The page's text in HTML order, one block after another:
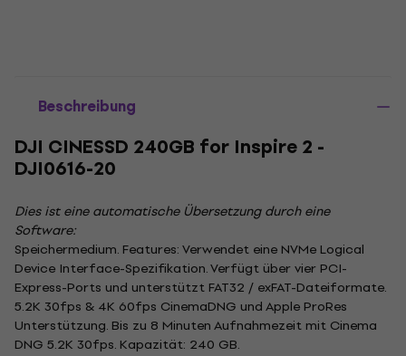
Beschreibung
DJI CINESSD 240GB for Inspire 2 -
DJI0616-20
Dies ist eine automatische Übersetzung durch eine
Software:
Speichermedium. Features: Verwendet eine NVMe Logical
Device Interface-Spezifikation. Verfügt über vier PCI-
Express-Ports und unterstützt FAT32 / exFAT-Dateiformate.
5.2K 30fps & 4K 60fps CinemaDNG und Apple ProRes
Unterstützung. Bis zu 8 Minuten Aufnahmezeit mit Cinema
DNG 5.2K 30fps. Kapazität: 240 GB.